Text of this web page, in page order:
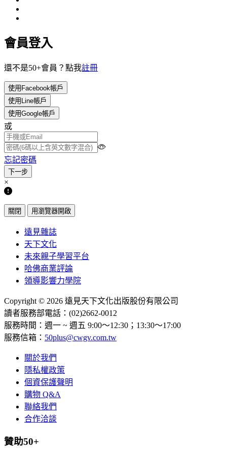
會員登入
還不是50+會員？點我註冊
使用Facebook帳戶
使用Line帳戶
使用Google帳戶
或
忘記密碼
×
關閉 用瀏覽器開啟
遠見雜誌
天下文化
未來親子學習平台
哈佛商業評論
領導影響力學院
Copyright © 2026 遠見天下文化出版股份有限公司
讀者服務部電話：(02)2662-0012
服務時間：週一 ~ 週五 9:00～12:30；13:30～17:00
服務信箱： 50plus@cwgv.com.tw
關於我們
隱私權政策
個資保護聲明
購物 Q&A
聯絡我們
合作洽談
贊助50+